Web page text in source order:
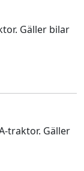
Gäller bilar
traktor. Gäller